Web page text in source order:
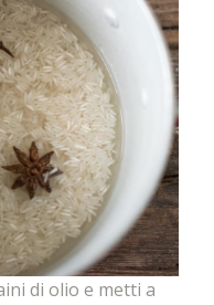
di olio e metti a